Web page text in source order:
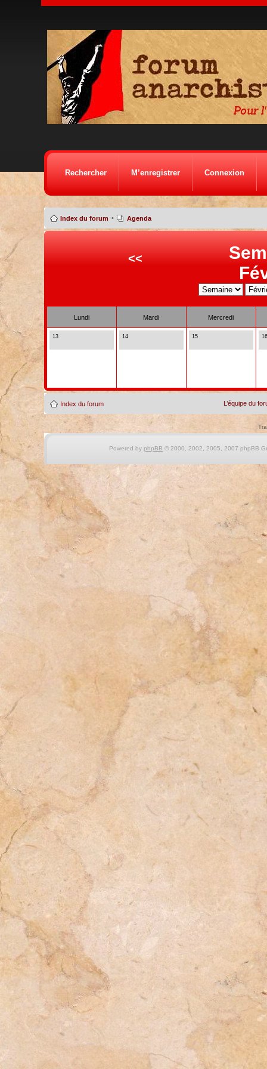
Rechercher M’enregistrer Connexion
Index du forum • Agenda
<<
Lundi Mardi Mercredi
13 14 15 16
Index du forum L’équipe du
Powered by phpBB © 2000, 2002, 2005, 2007 phpBB